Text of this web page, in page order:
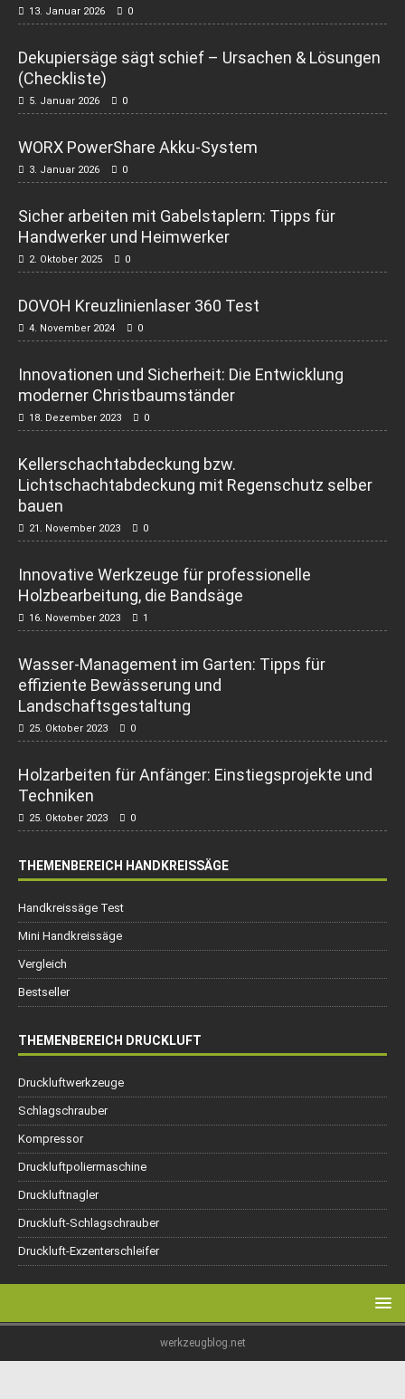
13. Januar 2026 0
Dekupiersäge sägt schief – Ursachen & Lösungen
(Checkliste)
5. Januar 2026 0
WORX PowerShare Akku-System
3. Januar 2026 0
Sicher arbeiten mit Gabelstaplern: Tipps für
Handwerker und Heimwerker
2. Oktober 2025 0
DOVOH Kreuzlinienlaser 360 Test
4. November 2024 0
Innovationen und Sicherheit: Die Entwicklung
moderner Christbaumständer
18. Dezember 2023 0
Kellerschachtabdeckung bzw.
Lichtschachtabdeckung mit Regenschutz selber
bauen
21. November 2023 0
Innovative Werkzeuge für professionelle
Holzbearbeitung, die Bandsäge
16. November 2023 1
Wasser-Management im Garten: Tipps für
effiziente Bewässerung und
Landschaftsgestaltung
25. Oktober 2023 0
Holzarbeiten für Anfänger: Einstiegsprojekte und
Techniken
25. Oktober 2023 0
THEMENBEREICH HANDKREISSÄGE
Handkreissäge Test
Mini Handkreissäge
Vergleich
Bestseller
THEMENBEREICH DRUCKLUFT
Druckluftwerkzeuge
Schlagschrauber
Kompressor
Druckluftpoliermaschine
Druckluftnagler
Druckluft-Schlagschrauber
Druckluft-Exzenterschleifer
werkzeugblog.net